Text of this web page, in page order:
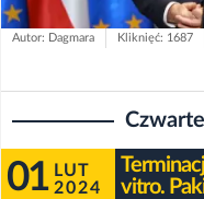
Autor: Dagmara Kliknięć: 1687
01 LUT
2024
vitro.